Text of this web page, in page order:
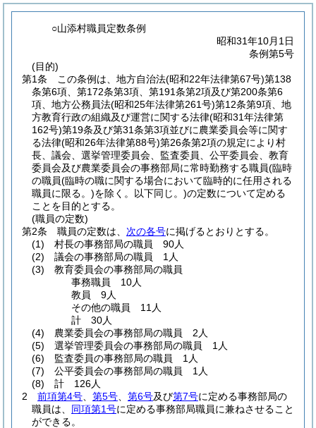
○山添村職員定数条例
昭和31年10月1日
条例第5号
(目的)
第1条
この条例は、地方自治法(昭和22年法律第67号)第138
条第6項、第172条第3項、第191条第2項及び第200条第6
項、地方公務員法(昭和25年法律第261号)第12条第9項、地
方教育行政の組織及び運営に関する法律(昭和31年法律第
162号)第19条及び第31条第3項並びに農業委員会等に関す
る法律(昭和26年法律第88号)第26条第2項の規定により村
長、議会、選挙管理委員会、監査委員、公平委員会、教育
委員会及び農業委員会の事務部局に常時勤務する職員(臨時
の職員(臨時の職に関する場合において臨時的に任用される
職員に限る。)を除く。以下同じ。)の定数について定める
ことを目的とする。
(職員の定数)
第2条
職員の定数は、 次の各号に掲げるとおりとする。
(1)
村長の事務部局の職員 90人
(2)
議会の事務部局の職員 1人
(3)
教育委員会の事務部局の職員
事務職員 10人
教員 9人
その他の職員 11人
計 30人
(4)
農業委員会の事務部局の職員 2人
(5)
選挙管理委員会の事務部局の職員 1人
(6)
監査委員の事務部局の職員 1人
(7)
公平委員会の事務部局の職員 1人
(8)
計 126人
2
前項第4号 第5号 第6号及び第7号に定める事務部局の
職員は、 同項第1号に定める事務部局職員に兼ねさせること
ができる。